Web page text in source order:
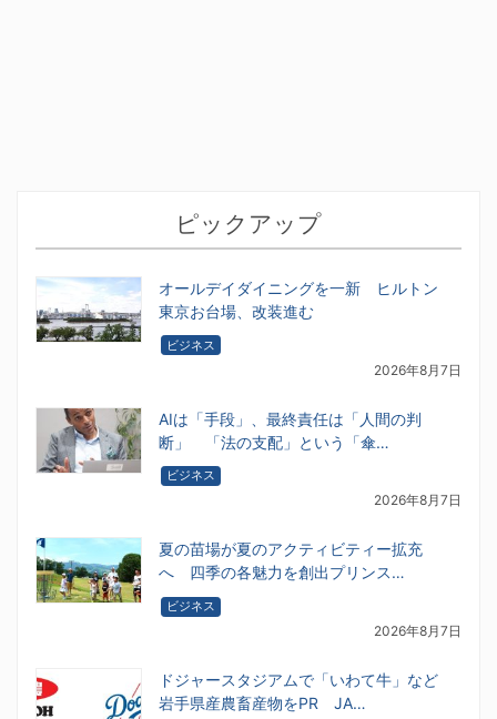
ピックアップ
オールデイダイニングを一新 ヒルトン
東京お台場、改装進む
ビジネス
2026年8月7日
AIは「手段」、最終責任は「人間の判
断」 「法の支配」という「傘…
ビジネス
2026年8月7日
夏の苗場が夏のアクティビティー拡充
へ 四季の各魅力を創出プリンス…
ビジネス
2026年8月7日
ドジャースタジアムで「いわて牛」など
岩手県産農畜産物をPR JA…